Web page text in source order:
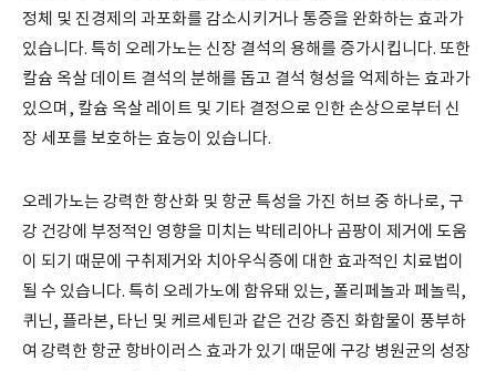
정체 및 진경제의 과포화를 감소시키거나 통증을 완화하는 효과가
있습니다. 특히 오레가노는 신장 결석의 용해를 증가시킵니다. 또한
칼슘 옥살 데이트 결석의 분해를 돕고 결석 형성을 억제하는 효과가
있으며 , 칼슘 옥살 레이트 및 기타 결정으로 인한 손상으로부터 신
장 세포를 보호하는 효능이 있습니다.
오레가노는 강력한 항산화 및 항균 특성을 가진 허브 중 하나로, 구
강 건강에 부정적인 영향을 미치는 박테리아나 곰팡이 제거에 도움
이 되기 때문에 구취제거와 치아우식증에 대한 효과적인 치료법이
될 수 있습니다. 특히 오레가노에 함유돼 있는, 폴리페놀과 페놀릭,
퀴닌, 플라본, 타닌 및 케르세틴과 같은 건강 증진 화합물이 풍부하
여 강력한 항균 항바이러스 효과가 있기 때문에 구강 병원균의 성장